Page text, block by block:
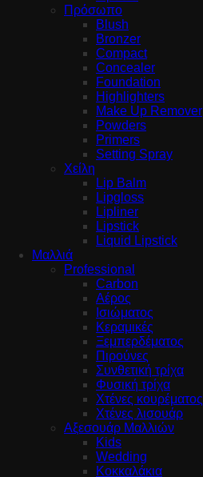
Πρόσωπο
Blush
Bronzer
Compact
Concealer
Foundation
Highlighters
Make Up Remover
Powders
Primers
Setting Spray
Χείλη
Lip Balm
Lipgloss
Lipliner
Lipstick
Liquid Lipstick
Μαλλιά
Professional
Carbon
Αέρος
Ισιώματος
Κεραμικές
Ξεμπερδέματος
Πιρούνες
Συνθετική τρίχα
Φυσική τρίχα
Χτένες κουρέματος
Χτένες λισουάρ
Αξεσουάρ Μαλλιών
Kids
Wedding
Κοκκαλάκια